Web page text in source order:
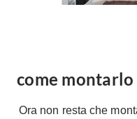
come montarlo
Ora non resta che